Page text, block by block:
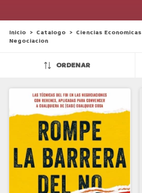
Inicio > Catalogo > Ciencias Economicas
Negociacion
ORDENAR